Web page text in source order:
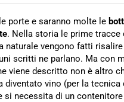
porte e saranno molte le
. Nella storia le prime tracce
naturale vengono fatti risalire
scritti ne parlano. Ma con
viene descritto non è altro
diventato vino (per la tecnica
si necessita di un